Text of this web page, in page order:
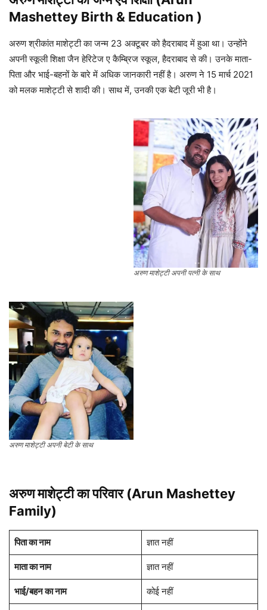
Mashettey Birth & Education )
अरुण श्रीकांत माशेट्टी का जन्म 23 अक्टूबर को हैदराबाद में हुआ था। उन्होंने
अपनी स्कूली शिक्षा जैन हेरिटेज ए कैम्ब्रिज स्कूल, हैदराबाद से की। उनके माता-
पिता और भाई-बहनों के बारे में अधिक जानकारी नहीं है। अरुण ने 15 मार्च 2021
को मलक माशेट्टी से शादी की। साथ में, उनकी एक बेटी जूरी भी है।
अरुण माशेट्टी अपनी पत्नी के साथ
अरुण माशेट्टी अपनी बेटी के साथ
अरुण माशेट्टी का परिवार (Arun Mashettey
Family)
पिता का नाम ज्ञात नहीं
माता का नाम ज्ञात नहीं
भाई/बहन का नाम कोई नहीं